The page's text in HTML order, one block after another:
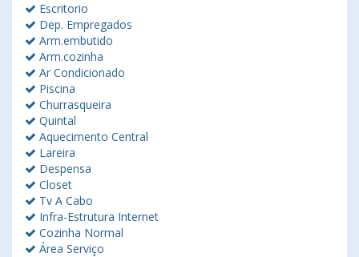
Escritorio
Dep. Empregados
Arm.embutido
Arm.cozinha
Ar Condicionado
Piscina
Churrasqueira
Quintal
Aquecimento Central
Lareira
Despensa
Closet
Tv A Cabo
Infra-Estrutura Internet
Cozinha Normal
Área Serviço